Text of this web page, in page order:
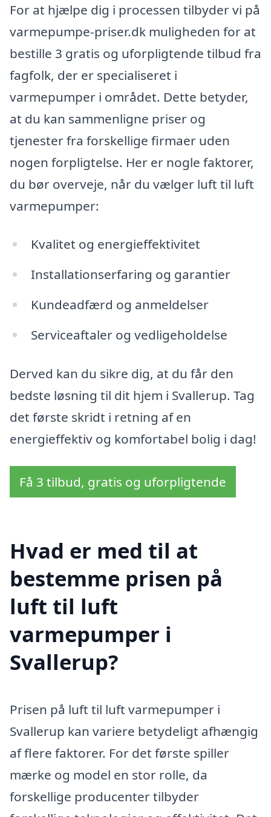
For at hjælpe dig i processen tilbyder vi på
varmepumpe-priser.dk muligheden for at
bestille 3 gratis og uforpligtende tilbud fra
fagfolk, der er specialiseret i
varmepumper i området. Dette betyder,
at du kan sammenligne priser og
tjenester fra forskellige firmaer uden
nogen forpligtelse. Her er nogle faktorer,
du bør overveje, når du vælger luft til luft
varmepumper:
Kvalitet og energieffektivitet
Installationserfaring og garantier
Kundeadfærd og anmeldelser
Serviceaftaler og vedligeholdelse
Derved kan du sikre dig, at du får den
bedste løsning til dit hjem i Svallerup. Tag
det første skridt i retning af en
energieffektiv og komfortabel bolig i dag!
Få 3 tilbud, gratis og uforpligtende
Hvad er med til at
bestemme prisen på
luft til luft
varmepumper i
Svallerup?
Prisen på luft til luft varmepumper i
Svallerup kan variere betydeligt afhængig
af flere faktorer. For det første spiller
mærke og model en stor rolle, da
forskellige producenter tilbyder